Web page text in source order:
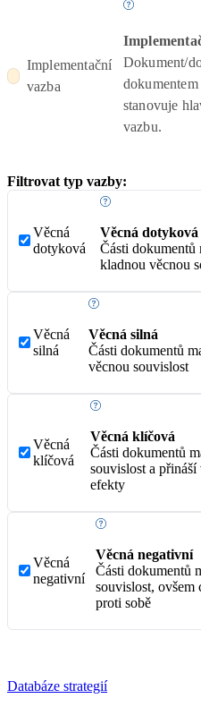
Implementační
vazba
Dokument/
stanovuje
vazbu.
Filtrovat typ vazby:
Věcná
dotyková
Věcná dotyková
Části dokumentů
kladnou věcnou
Věcná
silná
Věcná silná
Části dokumentů
věcnou souvislost
Věcná
klíčová
Věcná klíčová
Části dokumentů
souvislost a
efekty
Věcná
negativní
Věcná negativní
Části dokumentů
souvislost, ovšem
proti sobě
Databáze strategií